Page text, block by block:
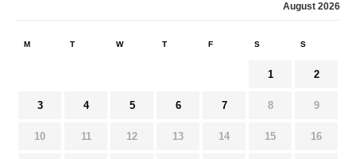
August 2026
M T W T F S S
1 2
3 4 5 6 7 8 9
10 11 12 13 14 15 16